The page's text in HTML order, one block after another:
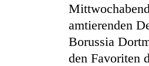
amtierenden
Borussia
den Favoriten